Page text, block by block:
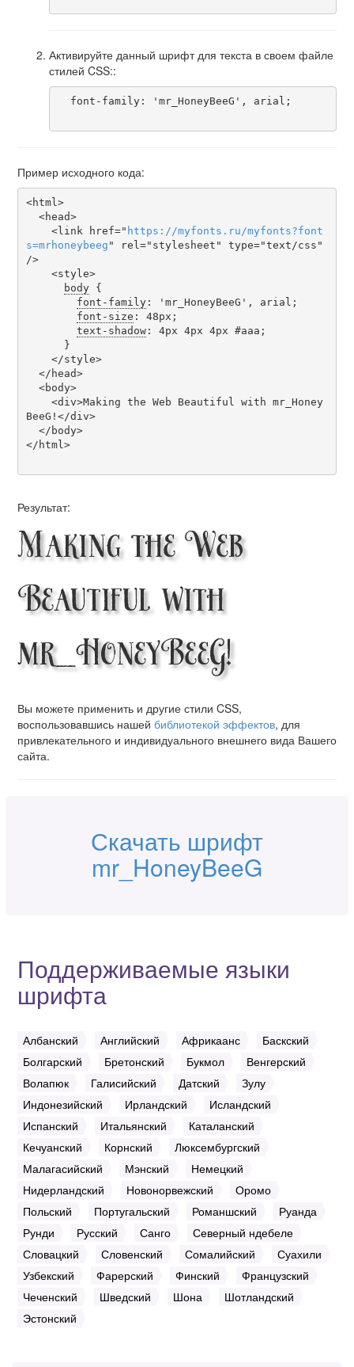
Активируйте данный шрифт для текста в своем файле
стилей CSS::
Пример исходного кода:
<html>
    <link href="
https ://myfonts . ru/myfonts?font
s=mrhoneybeeg " rel="stylesheet" type="text/css"
/>
body {
font-family: 'mr_HoneyBeeG', arial;
font-size : 48px;
text-shadow: 4px 4px 4px #aaa;
BeeG!</div>
</html>
Результат:
Making the Web
Beautiful with
mr_HoneyBeeG!
Вы можете применить и другие стили CSS,
воспользовавшись нашей библиотекой эффектов, для
привлекательного и индивидуального внешнего вида Вашего
сайта.
Скачать шрифт
mr_HoneyBeeG
Поддерживаемые языки
шрифта
Албанский Английский Африкаанс
Баскский
Болгарский
Бретонский Букмол
Венгерский
Волапюк
Галисийский Датский
Зулу
Индонезийский
Ирландский
Исландский
Испанский
Итальянский
Каталанский
Кечуанский
Корнский
Люксембургский
Малагасийский
Мэнский
Немецкий
Нидерландский
Новонорвежский
Оромо
Польский
Португальский Романшский
Руанда
Рунди
Русский Санго
Северный ндебеле
Словацкий
Словенский Сомалийский
Суахили
Узбекский
Фарерский Финский
Французский
Чеченский
Шведский Шона
Шотландский
Эстонский